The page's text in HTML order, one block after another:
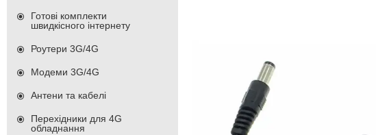
Готові комплекти
швидкісного інтернету
Роутери 3G/4G
Модеми 3G/4G
Антени та кабелі
Перехідники для 4G
обладнання